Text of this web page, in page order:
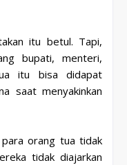
itu betul. Tapi,
bupati, menteri,
itu bisa didapat
saat menyakinkan
orang tua tidak
tidak diajarkan